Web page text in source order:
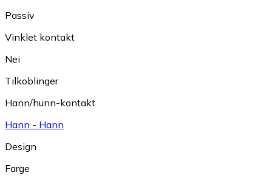
Passiv
Vinklet kontakt
Nei
Tilkoblinger
Hann/hunn-kontakt
Hann - Hann
Design
Farge